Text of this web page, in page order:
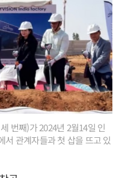
번째)가 2024년 2월14일 인
서 관계자들과 첫 삽을 뜨고 있